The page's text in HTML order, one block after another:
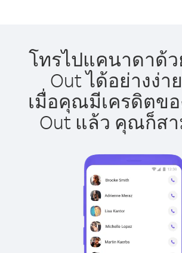
โทรไปแคนาดาด้ว
Out ได้อย่างง่า
เมื่อคุณมีเครดิตขอ
Out แล้ว คุณก็สา